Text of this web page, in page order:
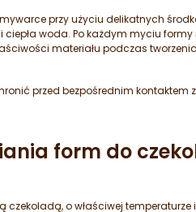
przy użyciu delikatnych
woda. Po każdym myciu
materiału podczas
przed bezpośrednim kontaktem
form do
o właściwej temperaturze i